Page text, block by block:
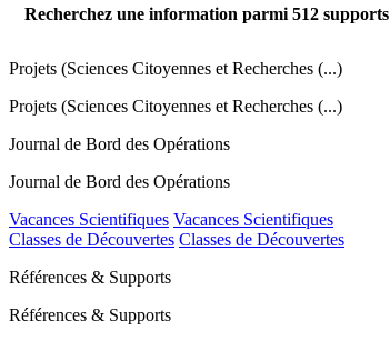
Recherchez une information parmi 512 supports
Projets (Sciences Citoyennes et Recherches (...)
Projets (Sciences Citoyennes et Recherches (...)
Journal de Bord des Opérations
Journal de Bord des Opérations
Vacances Scientifiques Vacances Scientifiques
Classes de Découvertes Classes de Découvertes
Références & Supports
Références & Supports